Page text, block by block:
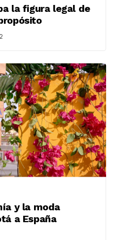
la figura legal de
y la moda
a España